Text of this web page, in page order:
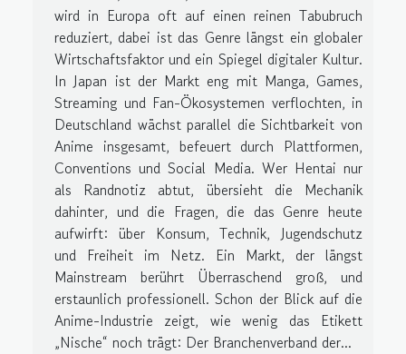
wird in Europa oft auf einen reinen Tabubruch
reduziert, dabei ist das Genre längst ein globaler
Wirtschaftsfaktor und ein Spiegel digitaler Kultur.
In Japan ist der Markt eng mit Manga, Games,
Streaming und Fan-Ökosystemen verflochten, in
Deutschland wächst parallel die Sichtbarkeit von
Anime insgesamt, befeuert durch Plattformen,
Conventions und Social Media. Wer Hentai nur
als Randnotiz abtut, übersieht die Mechanik
dahinter, und die Fragen, die das Genre heute
aufwirft: über Konsum, Technik, Jugendschutz
und Freiheit im Netz. Ein Markt, der längst
Mainstream berührt Überraschend groß, und
erstaunlich professionell. Schon der Blick auf die
Anime-Industrie zeigt, wie wenig das Etikett
„Nische“ noch trägt: Der Branchenverband der...